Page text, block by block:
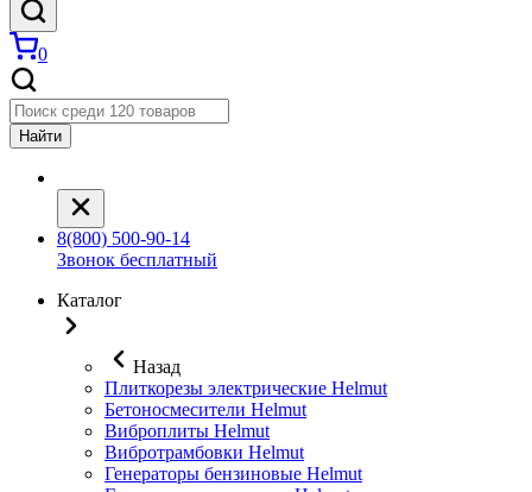
0
Найти
8(800) 500-90-14
Звонок бесплатный
Каталог
Назад
Плиткорезы электрические Helmut
Бетоносмесители Helmut
Виброплиты Helmut
Вибротрамбовки Helmut
Генераторы бензиновые Helmut